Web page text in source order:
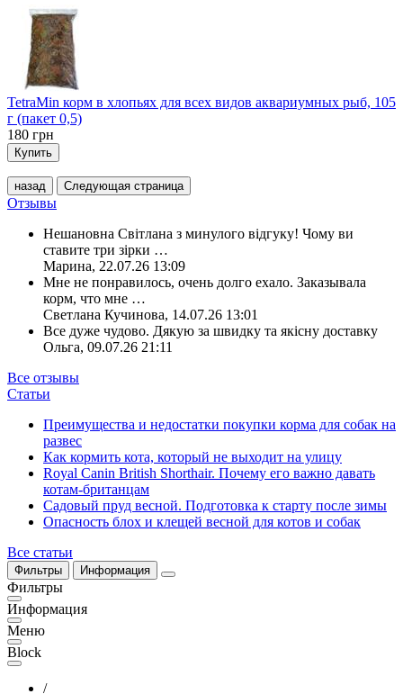
TetraMin корм в хлопьях для всех видов аквариумных рыб, 105
г (пакет 0,5)
180 грн
Купить
назад Следующая страница
Отзывы
Нешановна Світлана з минулого відгуку! Чому ви
ставите три зірки …
Марина, 22.07.26 13:09
Мне не понравилось, очень долго ехало. Заказывала
корм, что мне …
Светлана Кучинова, 14.07.26 13:01
Все дуже чудово. Дякую за швидку та якісну доставку
Ольга, 09.07.26 21:11
Все отзывы
Статьи
Преимущества и недостатки покупки корма для собак на
развес
Как кормить кота, который не выходит на улицу
Royal Canin British Shorthair. Почему его важно давать
котам-британцам
Садовый пруд весной. Подготовка к старту после зимы
Опасность блох и клещей весной для котов и собак
Все статьи
Фильтры Информация
Фильтры
Информация
Меню
Block
/